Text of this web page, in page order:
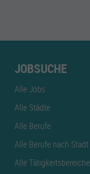
JOBSUCHE
Alle Jobs
Alle Städte
Alle Berufe
Alle Berufe nach Stadt
Alle Tätigkeitsbereiche